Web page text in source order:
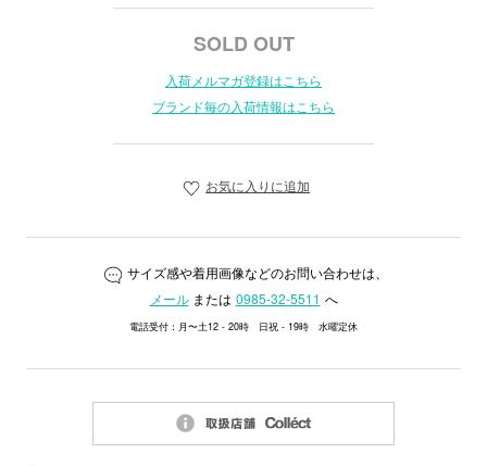
SOLD OUT
入荷メルマガ登録はこちら
ブランド毎の入荷情報はこちら
お気に入りに追加
サイズ感や着用画像などのお問い合わせは、
メールまたは 0985-32-5511 へ
電話受付：月〜土12 - 20時 日祝 - 19時 水曜定休